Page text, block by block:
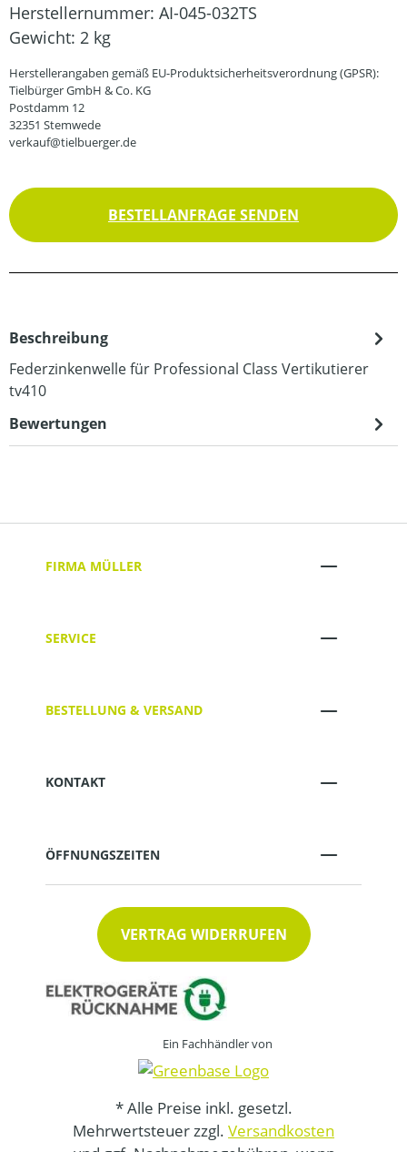
Herstellernummer: AI-045-032TS
Gewicht: 2 kg
Herstellerangaben gemäß EU-Produktsicherheitsverordnung (GPSR):
Tielbürger GmbH & Co. KG
Postdamm 12
32351 Stemwede
verkauf@tielbuerger.de
BESTELLANFRAGE SENDEN
Beschreibung
Federzinkenwelle für Professional Class Vertikutierer
tv410
Bewertungen
FIRMA MÜLLER
SERVICE
BESTELLUNG & VERSAND
KONTAKT
ÖFFNUNGSZEITEN
VERTRAG WIDERRUFEN
Ein Fachhändler von
* Alle Preise inkl. gesetzl.
Mehrwertsteuer zzgl. Versandkosten